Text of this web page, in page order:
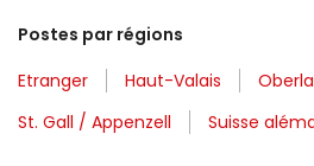
Postes par régions
Etranger
Haut-Valais
St. Gall / Appenzell
Suisse